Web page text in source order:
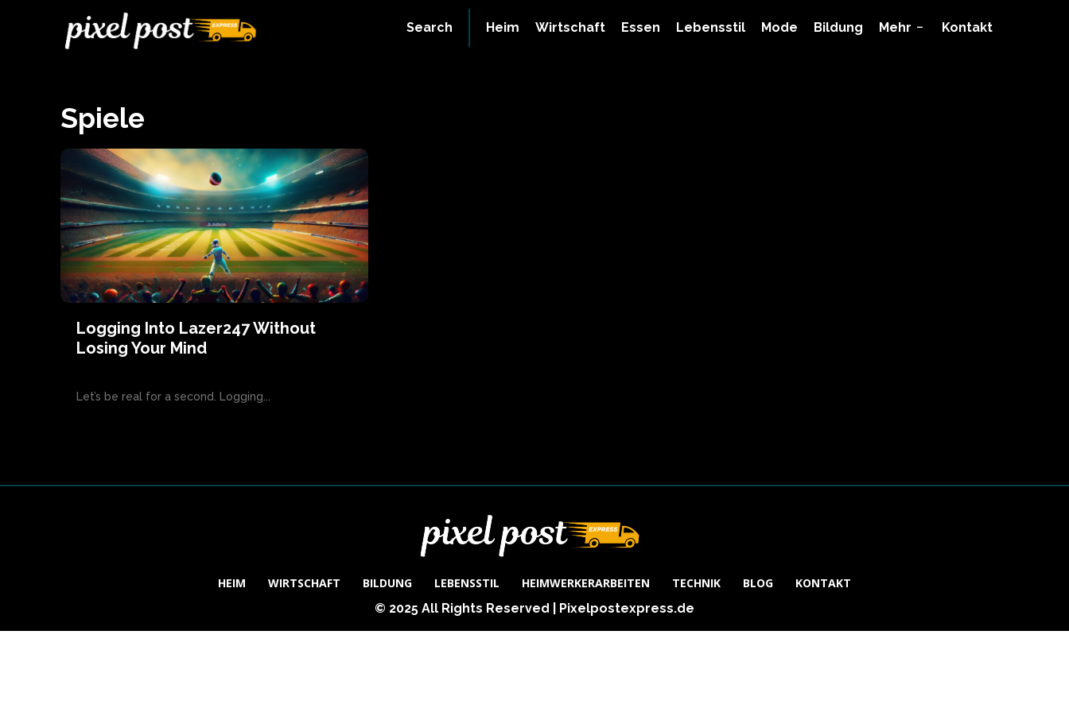
Heim Wirtschaft Essen Lebensstil Mode Bildung Mehr Kontakt
Search
Spiele
Logging Into Lazer247 Without
Losing Your Mind
Let’s be real for a second. Logging...
HEIM WIRTSCHAFT BILDUNG LEBENSSTIL HEIMWERKERARBEITEN TECHNIK BLOG
KONTAKT
© 2025 All Rights Reserved | Pixelpostexpress.de